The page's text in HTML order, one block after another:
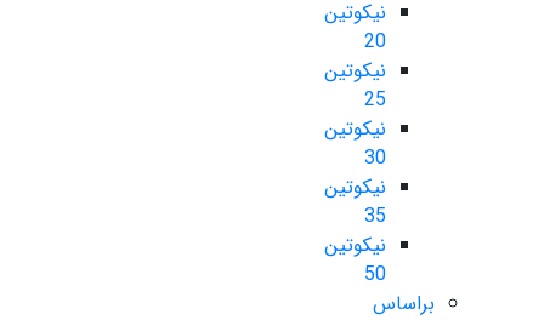
نیکوتین
20
نیکوتین
25
نیکوتین
30
نیکوتین
35
نیکوتین
50
براساس